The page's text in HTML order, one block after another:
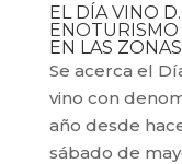
EL DÍA VINO
EN LAS
Se acerca el
vino con
año desde
sábado de